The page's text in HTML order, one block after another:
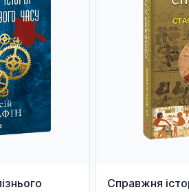
Справжня